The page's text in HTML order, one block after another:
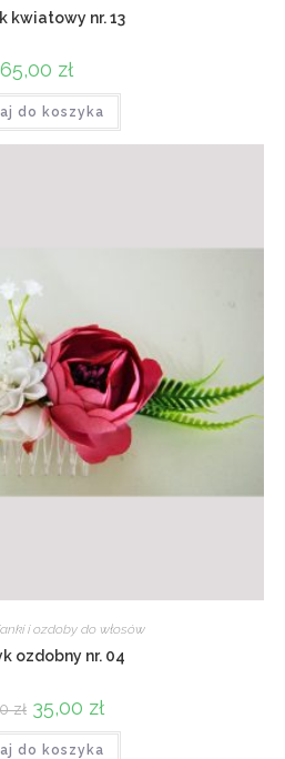
kwiatowy nr. 13
65,00 zł
do koszyka
i ozdoby do włosów
ozdobny nr. 04
zł Pierwotna
cena
wynosiła:
45,00 zł.
35,00 złAktualna
cena
wynosi:
do koszyka